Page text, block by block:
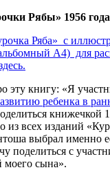
Рябы» 1956
Ряба» с
А4) для
эту книгу: «Я
ребенка в
книжечкой
из всех изданий
выбрал именно
поделиться с
сына».